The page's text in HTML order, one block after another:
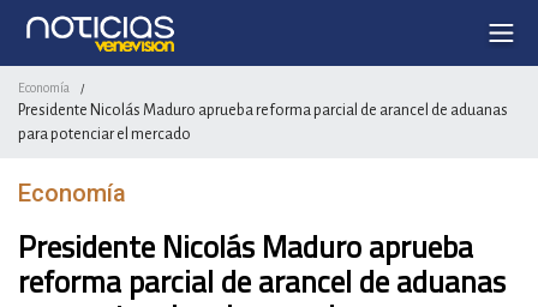
Economía /
Presidente Nicolás Maduro aprueba reforma parcial de arancel de aduanas
para potenciar el mercado
Economía
Presidente Nicolás Maduro aprueba
reforma parcial de arancel de aduanas